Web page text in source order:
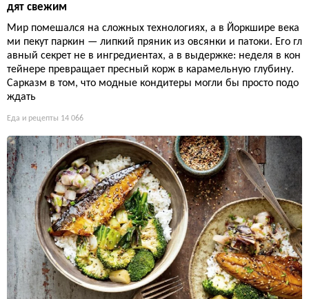
дят свежим
Мир помешался на сложных технологиях, а в Йоркшире века
ми пекут паркин — липкий пряник из овсянки и патоки. Его гл
авный секрет не в ингредиентах, а в выдержке: неделя в кон
тейнере превращает пресный корж в карамельную глубину.
Сарказм в том, что модные кондитеры могли бы просто подо
ждать
Еда и рецепты 14 066